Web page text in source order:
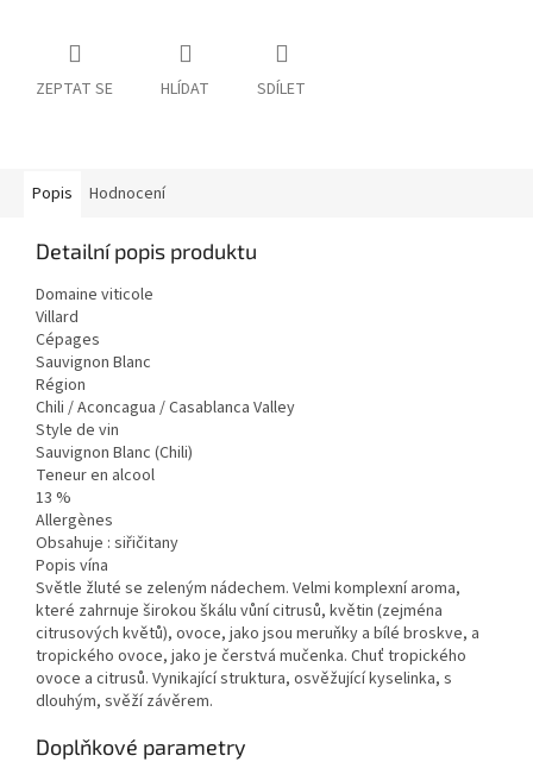
ZEPTAT SE HLÍDAT SDÍLET
Popis Hodnocení
Detailní popis produktu
Domaine viticole
Villard
Cépages
Sauvignon Blanc
Région
Chili / Aconcagua / Casablanca Valley
Style de vin
Sauvignon Blanc (Chili)
Teneur en alcool
13 %
Allergènes
Obsahuje : siřičitany
Popis vína
Světle žluté se zeleným nádechem. Velmi komplexní aroma,
které zahrnuje širokou škálu vůní citrusů, květin (zejména
citrusových květů), ovoce, jako jsou meruňky a bílé broskve, a
tropického ovoce, jako je čerstvá mučenka. Chuť tropického
ovoce a citrusů. Vynikající struktura, osvěžující kyselinka, s
dlouhým, svěží závěrem.
Doplňkové parametry